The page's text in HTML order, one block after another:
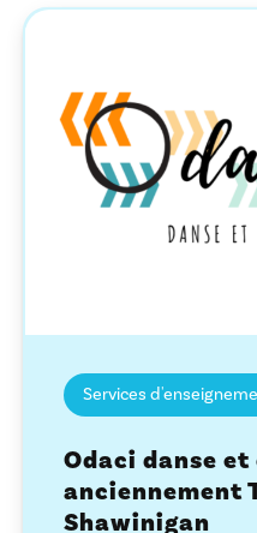
Services
Odaci danse
anciennement
Shawinigan